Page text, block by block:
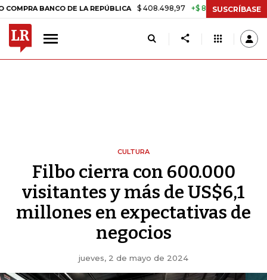
BANCO DE LA REPÚBLICA $ 408.498,97 +$ 8.753,81 +2,19% TASA
SUSCRÍBASE
CULTURA
Filbo cierra con 600.000
visitantes y más de US$6,1
millones en expectativas de
negocios
jueves, 2 de mayo de 2024